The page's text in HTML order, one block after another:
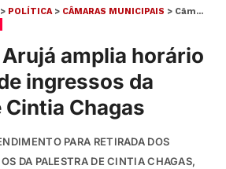
> POLÍTICA> CÂMARAS MUNICIPAIS > Câmara de Arujá amplia horário para troca de ingressos da palestra de Cintia Chagas
amplia horário
ingressos da
Chagas
PARA RETIRADA DOS
DA PALESTRA DE CINTIA CHAGAS,